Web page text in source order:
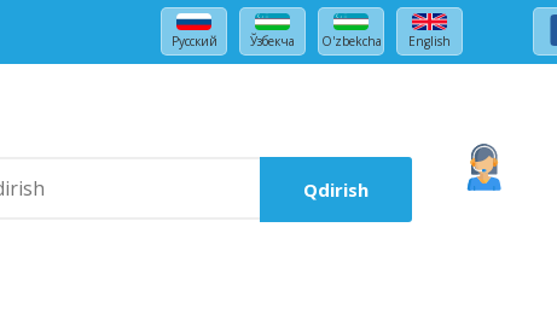
Русский Ўзбекча O'zbekcha English
Qdirish